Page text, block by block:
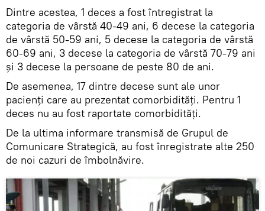
Dintre acestea, 1 deces a fost întregistrat la
categoria de vârstă 40-49 ani, 6 decese la categoria
de vârstă 50-59 ani, 5 decese la categoria de vârstă
60-69 ani, 3 decese la categoria de vârstă 70-79 ani
și 3 decese la persoane de peste 80 de ani.
De asemenea, 17 dintre decese sunt ale unor
pacienți care au prezentat comorbidități. Pentru 1
deces nu au fost raportate comorbidități.
De la ultima informare transmisă de Grupul de
Comunicare Strategică, au fost înregistrate alte 250
de noi cazuri de îmbolnăvire.